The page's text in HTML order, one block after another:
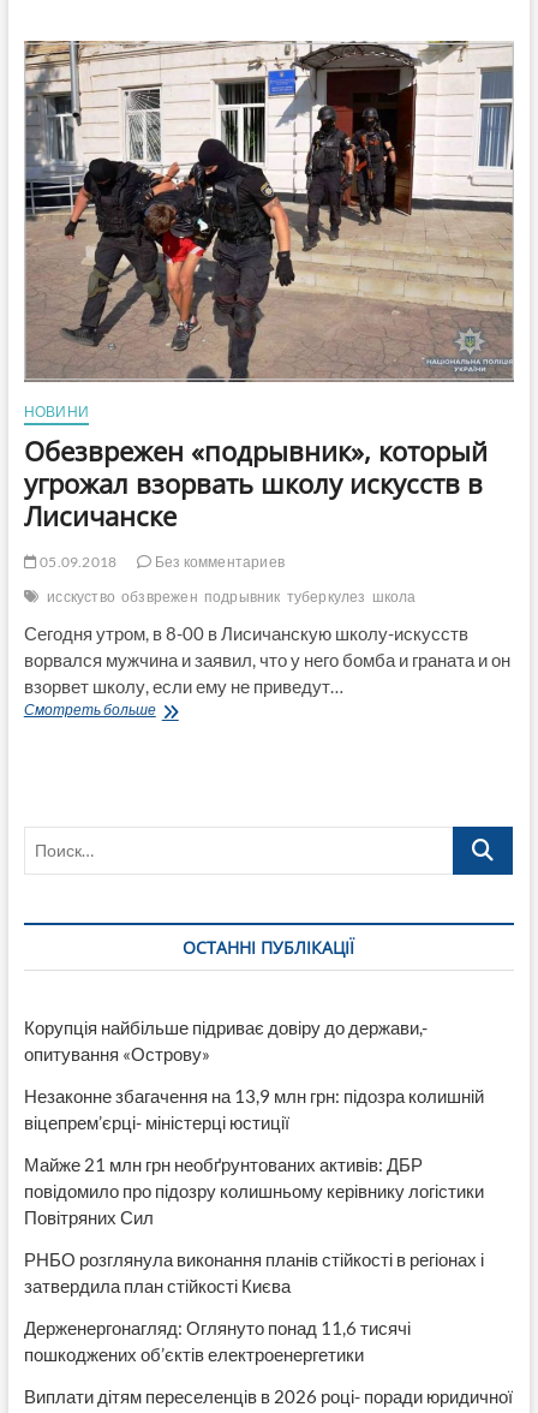
Виктор
исполняет
песню
«Чернобривці»
(Видео)
НОВИНИ
Обезврежен «подрывник», который
угрожал взорвать школу искусств в
Лисичанске
05.09.2018
Без комментариев
исскуство обзврежен подрывник туберкулез школа
Сегодня утром, в 8-00 в Лисичанскую школу-искусств
ворвался мужчина и заявил, что у него бомба и граната и он
взорвет школу, если ему не приведут…
Смотреть большеОбезврежен
Лисичанске
Поиск…
ОСТАННІ ПУБЛІКАЦІЇ
Корупція найбільше підриває довіру до держави,-
опитування «Острову»
Незаконне збагачення на 13,9 млн грн: підозра колишній
віцепрем’єрці- міністерці юстиції
Майже 21 млн грн необґрунтованих активів: ДБР
повідомило про підозру колишньому керівнику логістики
Повітряних Сил
РНБО розглянула виконання планів стійкості в регіонах і
затвердила план стійкості Києва
Держенергонагляд: Оглянуто понад 11,6 тисячі
пошкоджених об’єктів електроенергетики
Виплати дітям переселенців в 2026 році- поради юридичної